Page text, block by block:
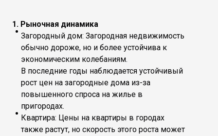
1. Рыночная динамика
Загородный дом: Загородная недвижимость
обычно дороже, но и более устойчива к
экономическим колебаниям.
В последние годы наблюдается устойчивый
рост цен на загородные дома из-за
повышенного спроса на жилье в
пригородах.
Квартира: Цены на квартиры в городах
также растут, но скорость этого роста может